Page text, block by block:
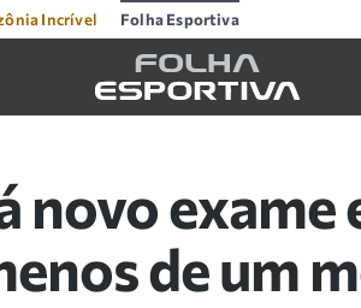
Incrível Folha Esportiva
exame
de um